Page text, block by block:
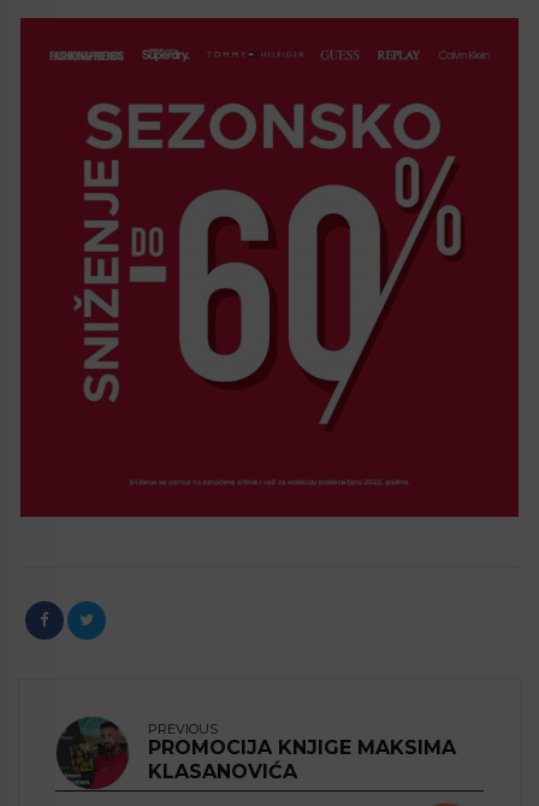
PREVIOUS
PROMOCIJA KNJIGE MAKSIMA
KLASANOVIĆA